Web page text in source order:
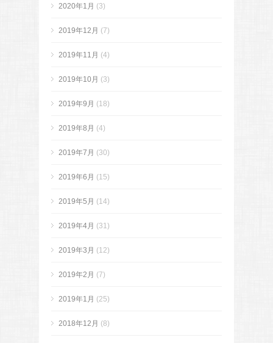
2020年1月 (3)
2019年12月 (7)
2019年11月 (4)
2019年10月 (3)
2019年9月 (18)
2019年8月 (4)
2019年7月 (30)
2019年6月 (15)
2019年5月 (14)
2019年4月 (31)
2019年3月 (12)
2019年2月 (7)
2019年1月 (25)
2018年12月 (8)